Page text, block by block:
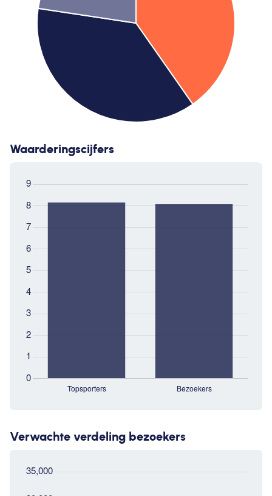
Waarderingscijfers
Verwachte verdeling bezoekers